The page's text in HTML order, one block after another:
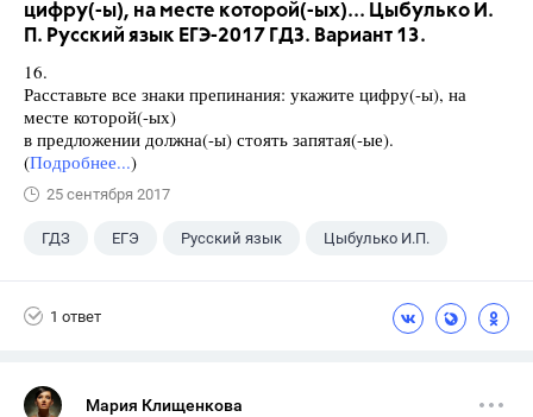
цифру(-ы), на месте которой(-ых)... Цыбулько И.
П. Русский язык ЕГЭ-2017 ГДЗ. Вариант 13.
16.
Расставьте все знаки препинания: укажите цифру(-ы), на
месте которой(-ых)
в предложении должна(-ы) стоять запятая(-ые).
(Подробнее...)
25 сентября 2017
ГДЗ ЕГЭ Русский язык Цыбулько И.П.
1 ответ
Мария Клищенкова